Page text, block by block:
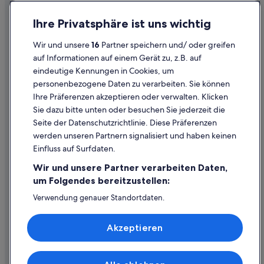
Four Seasons Hotels in San Francisco
Lgbtqia-Freundliche in San Francisco
Hilton Hotels in San Francisco
Hotels mit Casino in San Francisco
Hotels mit Frühstück in San Francisco
La Quinta Inn & Suites Hotels in San Francisco
Marriott Hotels & Resorts in San Francisco
Motel 6 Hotels in San Francisco
Motel One Hotels in San Francisco
Hotels mit Suiten in San Francisco
San Francisco Hotels
Hotels nahe SHN Curran Theatre
South Park: Hotels
Rechtliche Hinweise/Kontakt
Inhaltsrichtlinien und Melden von Inhalten
Hilfe
Hilfe
Rückerstattungsprozess und Zeitrahmen
Buchen Sie einen Flug mit einer Gutschrift bei der Fluggesellschaft
Internationale Reisedokumente
Ihre Privatsphäre ist uns wichtig
Wir und unsere16 Partner speichern und/ oder greifen
auf Informationen auf einem Gerät zu, z.B. auf
eindeutige Kennungen in Cookies, um
personenbezogene Daten zu verarbeiten. Sie können
Ihre Präferenzen akzeptieren oder verwalten. Klicken
Sie dazu bitte unten oder besuchen Sie jederzeit die
Seite der Datenschutzrichtlinie. Diese Präferenzen
werden unseren Partnern signalisiert und haben keinen
Einfluss auf Surfdaten.
Wir und unsere Partner verarbeiten Daten,
um Folgendes bereitzustellen:
Verwendung genauer Standortdaten.
Speichern von oder Zugriff auf Informationen auf einem
Endgerät. Personalisierte Werbung und Inhalte, Messung
von Werbeleistung und der Performance von Inhalten,
Akzeptieren